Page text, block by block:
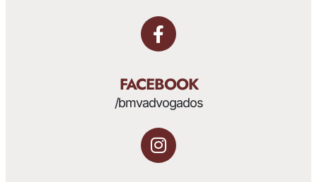
FACEBOOK
/bmvadvogados